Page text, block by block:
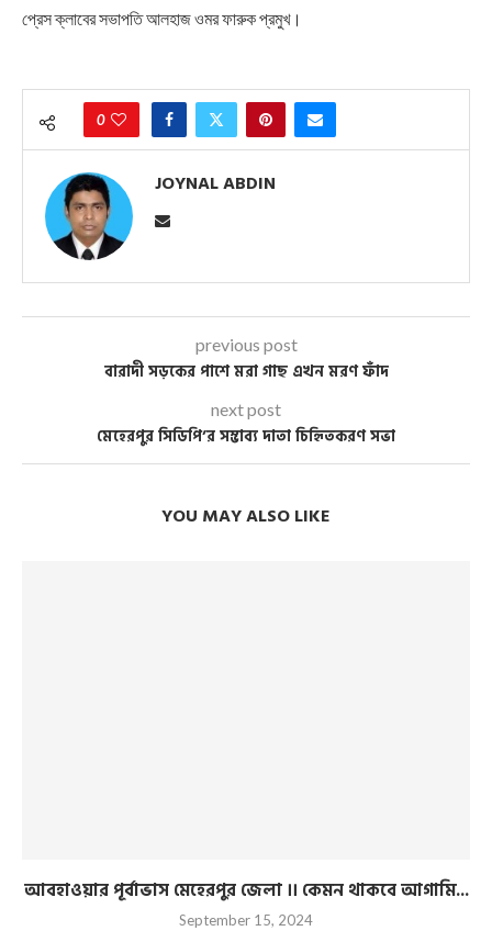
প্রেস ক্লাবের সভাপতি আলহাজ ওমর ফারুক প্রমুখ।
0
JOYNAL ABDIN
previous post
বারাদী সড়কের পাশে মরা গাছ এখন মরণ ফাঁদ
next post
মেহেরপুর সিডিপি’র সম্ভাব্য দাতা চিহিৃতকরণ সভা
YOU MAY ALSO LIKE
আবহাওয়ার পূর্বাভাস মেহেরপুর জেলা ।। কেমন থাকবে আগামি...
September 15, 2024